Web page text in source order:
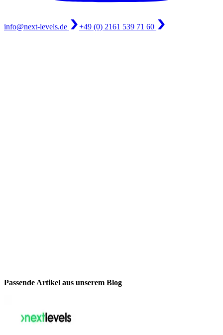
info@next-levels.de +49 (0) 2161 539 71 60
Passende Artikel aus unserem Blog